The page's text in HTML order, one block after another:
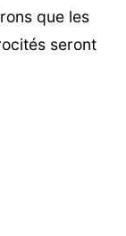
que les
seront